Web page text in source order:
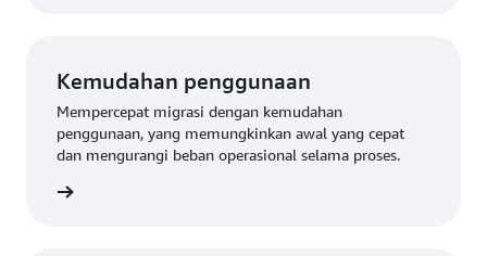
Kemudahan penggunaan
Mempercepat migrasi dengan kemudahan
penggunaan, yang memungkinkan awal yang cepat
dan mengurangi beban operasional selama proses.